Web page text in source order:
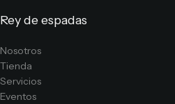
Rey de espadas
Nosotros
Tienda
Servicios
Eventos